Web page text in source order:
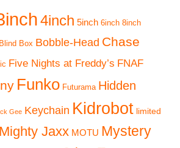
4inch 5inch 6inch 8inch
Blind Box Bobble-Head Chase
Five Nights at Freddy’s FNAF
Funko Futurama Hidden
Gee Keychain Kidrobot limited
Mighty Jaxx MOTU Mystery